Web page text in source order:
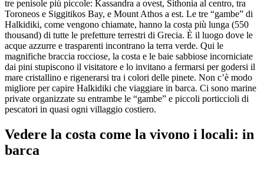
tre penisole più piccole: Kassandra a ovest, Sithonia al centro, tra
Toroneos e Siggitikos Bay, e Mount Athos a est. Le tre “gambe” di
Halkidiki, come vengono chiamate, hanno la costa più lunga (550
thousand) di tutte le prefetture terrestri di Grecia. È il luogo dove le
acque azzurre e trasparenti incontrano la terra verde. Qui le
magnifiche braccia rocciose, la costa e le baie sabbiose incorniciate
dai pini stupiscono il visitatore e lo invitano a fermarsi per godersi il
mare cristallino e rigenerarsi tra i colori delle pinete. Non c’è modo
migliore per capire Halkidiki che viaggiare in barca. Ci sono marine
private organizzate su entrambe le “gambe” e piccoli porticcioli di
pescatori in quasi ogni villaggio costiero.
Vedere la costa come la vivono i locali: in
barca